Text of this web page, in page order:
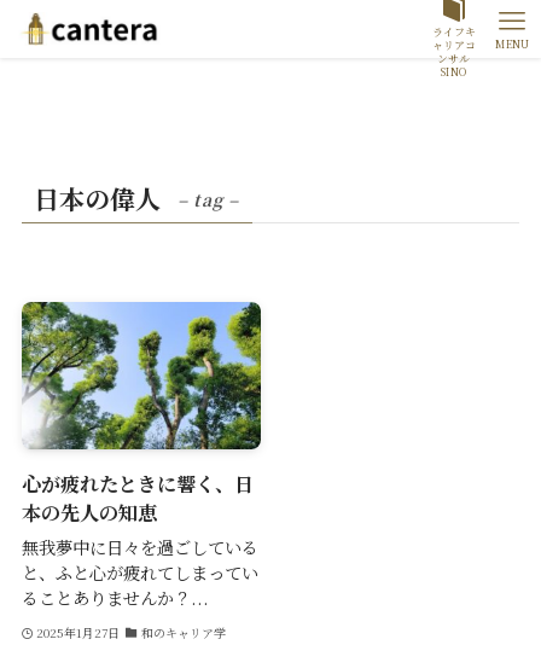
ライフキ
ャリアコ
ンサル
SINO
MENU
日本の偉人 – tag –
心が疲れたときに響く、日
本の先人の知恵
無我夢中に日々を過ごしている
と、ふと心が疲れてしまってい
ることありませんか？...
2025年1月27日 和のキャリア学